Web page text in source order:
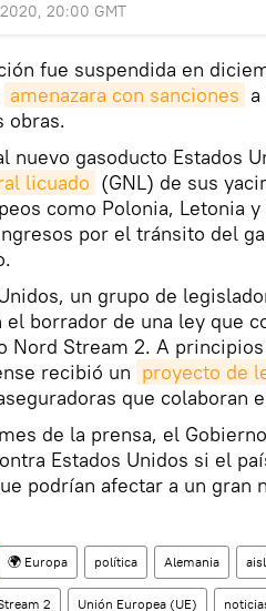
20:00 GMT
fue suspendida en
amenazara con sanciones
obras.
nuevo gasoducto Estados
licuado (GNL) de sus
como Polonia, Letonia
por el tránsito del
un grupo de
el borrador de una ley que
Nord Stream 2. A
recibió un proyecto de
que colaboran
de la prensa, el
Estados Unidos si el
podrían afectar a un gran
🌍 Europa política Alemania
2 Unión Europea (UE)